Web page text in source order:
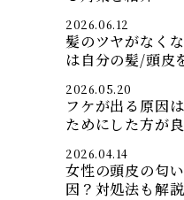
2026.06.12
髪のツヤがなく
は自分の髪/頭皮
2026.05.20
フケが出る原因
ためにした方が
2026.04.14
女性の頭皮の匂
因？対処法も解説